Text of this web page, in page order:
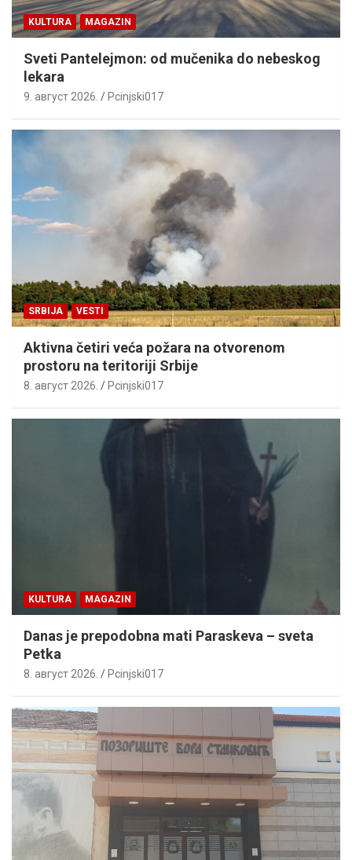
KULTURA MAGAZIN
Sveti Pantelejmon: od mučenika do nebeskog
lekara
9. август 2026. Pcinjski017
SRBIJA VESTI
Aktivna četiri veća požara na otvorenom
prostoru na teritoriji Srbije
8. август 2026. Pcinjski017
KULTURA MAGAZIN
Danas je prepodobna mati Paraskeva – sveta
Petka
8. август 2026. Pcinjski017